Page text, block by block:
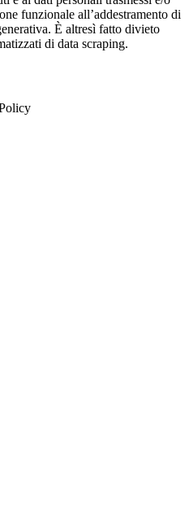
funzionale all’addestramento di
È altresì fatto divieto
di data scraping.